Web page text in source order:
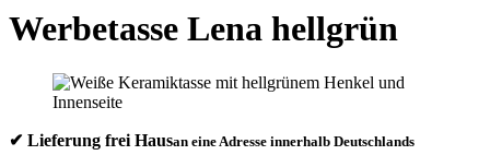
Werbetasse Lena hellgrün
✔ Lieferung frei Hausan eine Adresse innerhalb Deutschlands